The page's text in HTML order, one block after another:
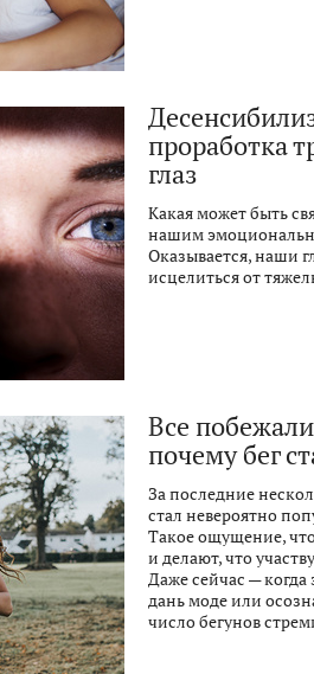
проработка
глаз
Какая может быть
нашим
Оказывается, наши
исцелиться от
Все
почему бег
За последние
стал невероятно
Такое ощущение,
и делают, что
Даже сейчас — когда
дань моде или
число бегунов